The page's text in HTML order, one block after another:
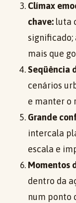
Clímax
chave: luta
significado;
mais que
Seqüência
cenários
e manter o
Grande
intercala
escala e
Momentos
dentro da
num ponto